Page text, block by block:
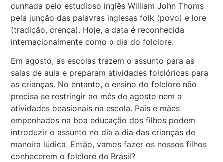
cunhada pelo estudioso inglês William John Thoms
pela junção das palavras inglesas folk (povo) e lore
(tradição, crença). Hoje, a data é reconhecida
internacionalmente como o dia do folclore.
Em agosto, as escolas trazem o assunto para as
salas de aula e preparam atividades folclóricas para
as crianças. No entanto, o ensino do folclore não
precisa se restringir ao mês de agosto nem a
atividades ocasionais na escola. Pais e mães
empenhados na boaeducação dos filhos podem
introduzir o assunto no dia a dia das crianças de
maneira lúdica. Então, vamos fazer os nossos filhos
conhecerem o folclore do Brasil?